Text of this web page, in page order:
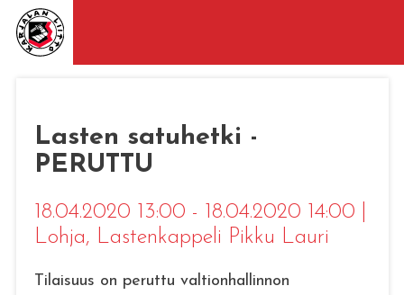
Lasten satuhetki -
PERUTTU
18.04.2020 13:00 - 18.04.2020 14:00
Lohja, Lastenkappeli Pikku Lauri
Tilaisuus on peruttu valtionhallinnon